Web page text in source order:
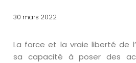
30 mars 2022
La force et la vraie liberté de
sa capacité à poser des